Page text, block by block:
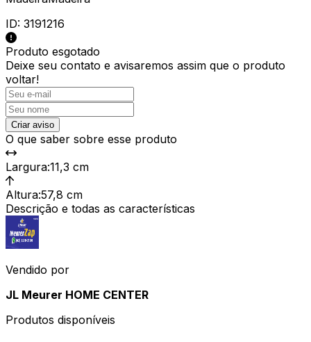
ID: 3191216
Produto esgotado
Deixe seu contato e avisaremos assim que o produto
voltar!
Criar aviso
O que saber sobre esse produto
Largura:11,3 cm
Altura:57,8 cm
Descrição e todas as características
Vendido por
JL Meurer HOME CENTER
Produtos disponíveis